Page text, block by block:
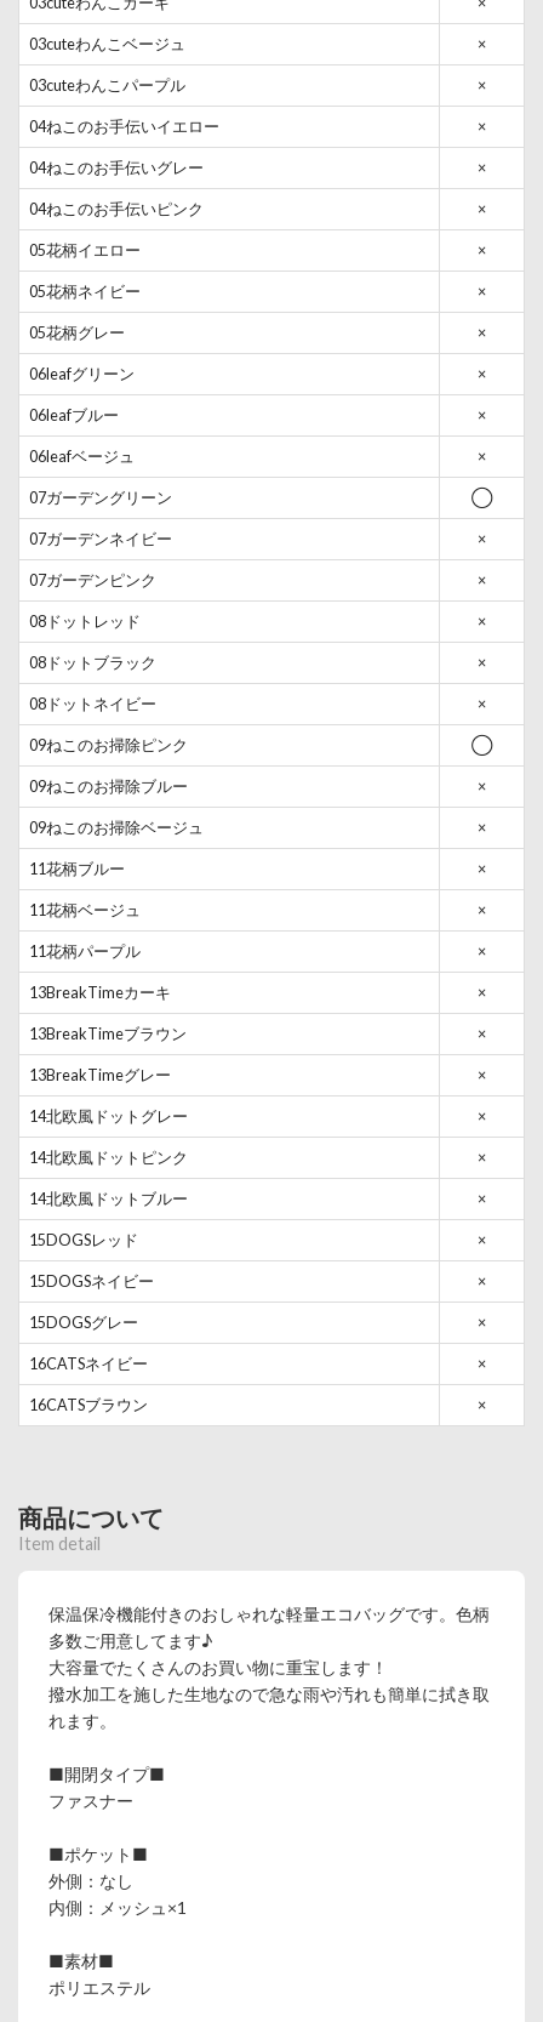
03cuteわんこベージュ ×
03cuteわんこパープル ×
04ねこのお手伝いイエロー ×
04ねこのお手伝いグレー ×
04ねこのお手伝いピンク ×
05花柄イエロー ×
05花柄ネイビー ×
05花柄グレー ×
06leafグリーン ×
06leafブルー ×
06leafベージュ ×
07ガーデングリーン ◯
07ガーデンネイビー ×
07ガーデンピンク ×
08ドットレッド ×
08ドットブラック ×
08ドットネイビー ×
09ねこのお掃除ピンク ◯
09ねこのお掃除ブルー ×
09ねこのお掃除ベージュ ×
11花柄ブルー ×
11花柄ベージュ ×
11花柄パープル ×
13BreakTimeカーキ ×
13BreakTimeブラウン ×
13BreakTimeグレー ×
14北欧風ドットグレー ×
14北欧風ドットピンク ×
14北欧風ドットブルー ×
15DOGSレッド ×
15DOGSネイビー ×
15DOGSグレー ×
16CATSネイビー ×
16CATSブラウン ×
商品について
Item detail
保温保冷機能付きのおしゃれな軽量エコバッグです。色柄
多数ご用意してます♪
大容量でたくさんのお買い物に重宝します！
撥水加工を施した生地なので急な雨や汚れも簡単に拭き取
れます。
■開閉タイプ■
ファスナー
■ポケット■
外側：なし
内側：メッシュ×1
■素材■
ポリエステル